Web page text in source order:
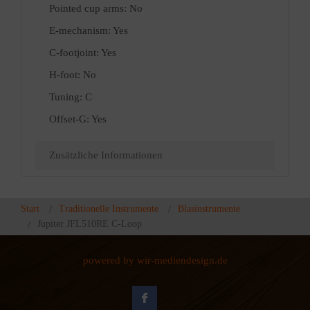
Pointed cup arms: No
E-mechanism: Yes
C-footjoint: Yes
H-foot: No
Tuning: C
Offset-G: Yes
Zusätzliche Informationen
Start Traditionelle Instrumente
Blasinstrumente
Jupiter JFL510RE C-Loop
powered by wir-mediendesign.de